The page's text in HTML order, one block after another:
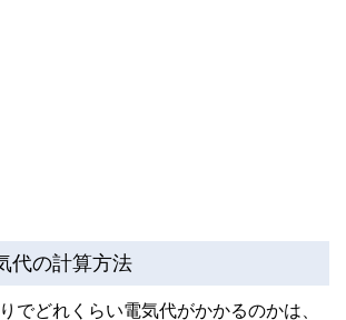
代の計算方法
でどれくらい電気代がかかるのかは、